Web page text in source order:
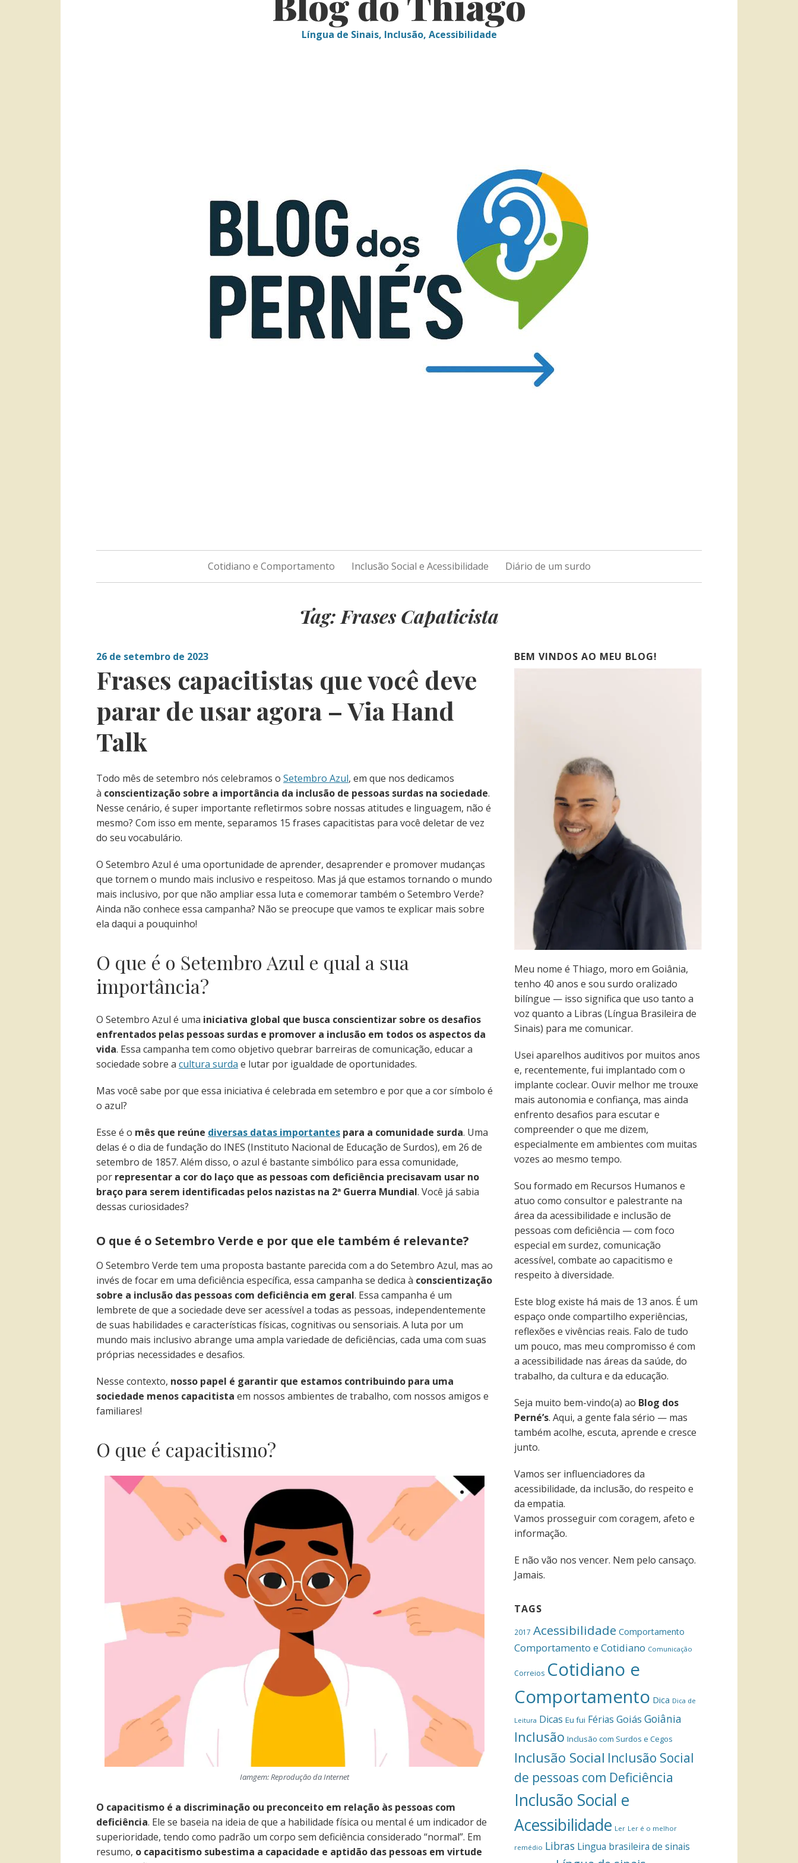
Língua de Sinais, Inclusão, Acessibilidade
Cotidiano e Comportamento Inclusão Social e Acessibilidade Diário de um surdo
Tag: Frases Capaticista
26 de setembro de 2023
Frases capacitistas que você deve
parar de usar agora – Via Hand
Talk
Todo mês de setembro nós celebramos o Setembro Azul, em que nos dedicamos
à conscientização sobre a importância da inclusão de pessoas surdas na sociedade.
Nesse cenário, é super importante refletirmos sobre nossas atitudes e linguagem, não é
mesmo? Com isso em mente, separamos 15 frases capacitistas para você deletar de vez
do seu vocabulário.
O Setembro Azul é uma oportunidade de aprender, desaprender e promover mudanças
que tornem o mundo mais inclusivo e respeitoso. Mas já que estamos tornando o mundo
mais inclusivo, por que não ampliar essa luta e comemorar também o Setembro Verde?
Ainda não conhece essa campanha? Não se preocupe que vamos te explicar mais sobre
ela daqui a pouquinho!
O que é o Setembro Azul e qual a sua
importância?
O Setembro Azul é uma iniciativa global que busca conscientizar sobre os desafios
enfrentados pelas pessoas surdas e promover a inclusão em todos os aspectos da
vida. Essa campanha tem como objetivo quebrar barreiras de comunicação, educar a
sociedade sobre a cultura surda e lutar por igualdade de oportunidades.
Mas você sabe por que essa iniciativa é celebrada em setembro e por que a cor símbolo é
o azul?
Esse é o mês que reúne diversas datas importantes para a comunidade surda. Uma
delas é o dia de fundação do INES (Instituto Nacional de Educação de Surdos), em 26 de
setembro de 1857. Além disso, o azul é bastante simbólico para essa comunidade,
por representar a cor do laço que as pessoas com deficiência precisavam usar no
braço para serem identificadas pelos nazistas na 2ª Guerra Mundial. Você já sabia
dessas curiosidades?
O que é o Setembro Verde e por que ele também é relevante?
O Setembro Verde tem uma proposta bastante parecida com a do Setembro Azul, mas ao
invés de focar em uma deficiência específica, essa campanha se dedica à conscientização
sobre a inclusão das pessoas com deficiência em geral. Essa campanha é um
lembrete de que a sociedade deve ser acessível a todas as pessoas, independentemente
de suas habilidades e características físicas, cognitivas ou sensoriais. A luta por um
mundo mais inclusivo abrange uma ampla variedade de deficiências, cada uma com suas
próprias necessidades e desafios.
Nesse contexto, nosso papel é garantir que estamos contribuindo para uma
sociedade menos capacitista em nossos ambientes de trabalho, com nossos amigos e
familiares!
O que é capacitismo?
Iamgem: Reprodução da Internet
O capacitismo é a discriminação ou preconceito em relação às pessoas com
deficiência. Ele se baseia na ideia de que a habilidade física ou mental é um indicador de
superioridade, tendo como padrão um corpo sem deficiência considerado “normal”. Em
resumo, o capacitismo subestima a capacidade e aptidão das pessoas em virtude
BEM VINDOS AO MEU BLOG!
Meu nome é Thiago, moro em Goiânia,
tenho 40 anos e sou surdo oralizado
bilíngue — isso significa que uso tanto a
voz quanto a Libras (Língua Brasileira de
Sinais) para me comunicar.
Usei aparelhos auditivos por muitos anos
e, recentemente, fui implantado com o
implante coclear. Ouvir melhor me trouxe
mais autonomia e confiança, mas ainda
enfrento desafios para escutar e
compreender o que me dizem,
especialmente em ambientes com muitas
vozes ao mesmo tempo.
Sou formado em Recursos Humanos e
atuo como consultor e palestrante na
área da acessibilidade e inclusão de
pessoas com deficiência — com foco
especial em surdez, comunicação
acessível, combate ao capacitismo e
respeito à diversidade.
Este blog existe há mais de 13 anos. É um
espaço onde compartilho experiências,
reflexões e vivências reais. Falo de tudo
um pouco, mas meu compromisso é com
a acessibilidade nas áreas da saúde, do
trabalho, da cultura e da educação.
Seja muito bem-vindo(a) ao Blog dos
Perné’s. Aqui, a gente fala sério — mas
também acolhe, escuta, aprende e cresce
junto.
Vamos ser influenciadores da
acessibilidade, da inclusão, do respeito e
da empatia.
Vamos prosseguir com coragem, afeto e
informação.
E não vão nos vencer. Nem pelo cansaço.
Jamais.
TAGS
2017 Acessibilidade Comportamento
Comportamento e Cotidiano Comunicação
Correios Cotidiano e
Comportamento Dica Dica de
Leitura Dicas Eu fui Férias Goiás Goiânia
Inclusão Inclusão com Surdos e Cegos
Inclusão Social Inclusão Social
de pessoas com Deficiência
Inclusão Social e
Acessibilidade Ler Ler é o melhor
remédio Libras Lingua brasileira de sinais